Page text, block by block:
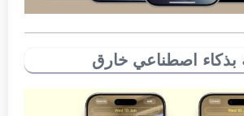
بذكاء اصطناعي خارق